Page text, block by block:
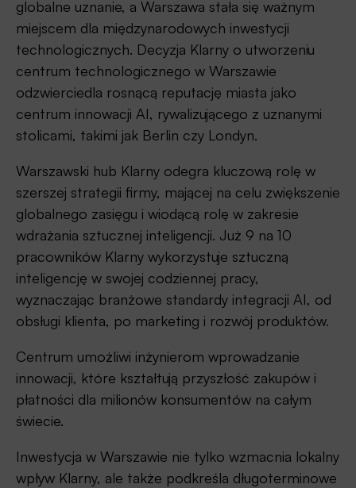
globalne uznanie, a Warszawa stała się ważnym
miejscem dla międzynarodowych inwestycji
technologicznych. Decyzja Klarny o utworzeniu
centrum technologicznego w Warszawie
odzwierciedla rosnącą reputację miasta jako
centrum innowacji AI, rywalizującego z uznanymi
stolicami, takimi jak Berlin czy Londyn.
Warszawski hub Klarny odegra kluczową rolę w
szerszej strategii firmy, mającej na celu zwiększenie
globalnego zasięgu i wiodącą rolę w zakresie
wdrażania sztucznej inteligencji. Już 9 na 10
pracowników Klarny wykorzystuje sztuczną
inteligencję w swojej codziennej pracy,
wyznaczając branżowe standardy integracji AI, od
obsługi klienta, po marketing i rozwój produktów.
Centrum umożliwi inżynierom wprowadzanie
innowacji, które kształtują przyszłość zakupów i
płatności dla milionów konsumentów na całym
świecie.
Inwestycja w Warszawie nie tylko wzmacnia lokalny
wpływ Klarny, ale także podkreśla długoterminowe